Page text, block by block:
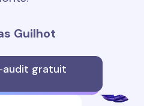
Guilhot
audit gratuit